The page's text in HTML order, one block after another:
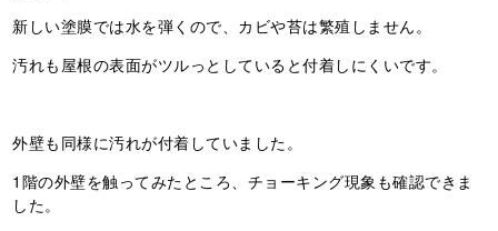
新しい塗膜では水を弾くので、カビや苔は繁殖しません。
汚れも屋根の表面がツルっとしていると付着しにくいです。
外壁も同様に汚れが付着していました。
1階の外壁を触ってみたところ、チョーキング現象も確認できま
した。